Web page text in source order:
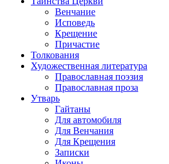
Венчание
Исповедь
Крещение
Причастие
Толкования
Художественная литература
Православная поэзия
Православная проза
Утварь
Гайтаны
Для автомобиля
Для Венчания
Для Крещения
Записки